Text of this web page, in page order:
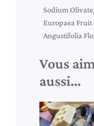
Sodium
Europaea
Angustifolia
Vous
aussi…